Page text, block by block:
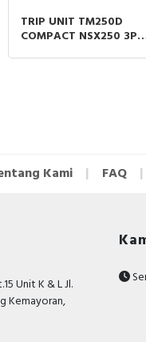
TRIP UNIT TM250D
COMPACT NSX250 3P
Kami FAQ
Unit K & L Jl.
Kemayoran,